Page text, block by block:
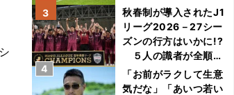
とは？
秋春制が導入されたJ1
リーグ2026－27シー
ズンの行方はいかに!?
５人の識者が全順位
を大胆予想
3
「お前がラクして生意
気だな」「あいつ若い
4